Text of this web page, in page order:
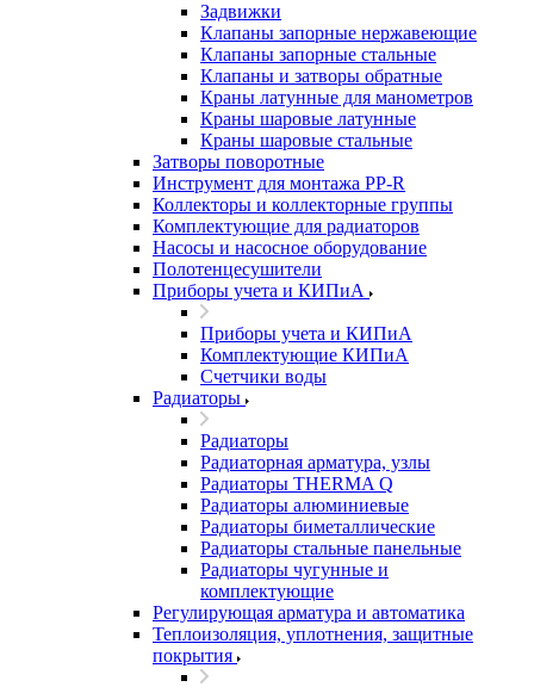
Задвижки
Клапаны запорные нержавеющие
Клапаны запорные стальные
Клапаны и затворы обратные
Краны латунные для манометров
Краны шаровые латунные
Краны шаровые стальные
Затворы поворотные
Инструмент для монтажа PP-R
Коллекторы и коллекторные группы
Комплектующие для радиаторов
Насосы и насосное оборудование
Полотенцесушители
Приборы учета и КИПиА
Приборы учета и КИПиА
Комплектующие КИПиА
Счетчики воды
Радиаторы
Радиаторы
Радиаторная арматура, узлы
Радиаторы THERMA Q
Радиаторы алюминиевые
Радиаторы биметаллические
Радиаторы стальные панельные
Радиаторы чугунные и
комплектующие
Регулирующая арматура и автоматика
Теплоизоляция, уплотнения, защитные
покрытия